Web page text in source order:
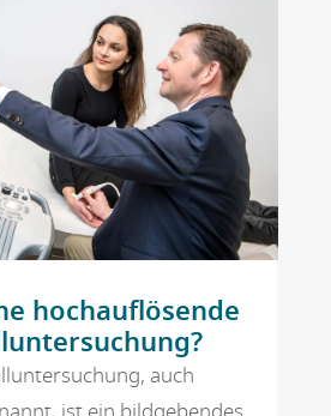
hochauflösende
auch